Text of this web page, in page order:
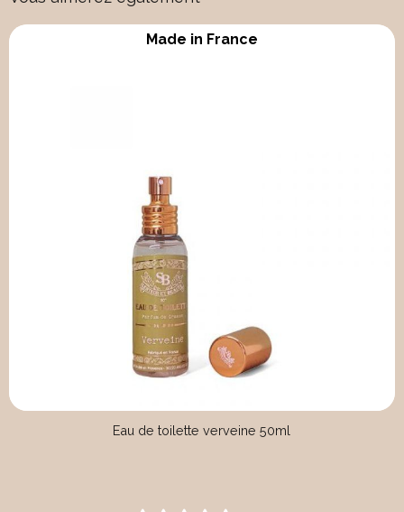
Eau de toilette verveine 50ml
Made in France